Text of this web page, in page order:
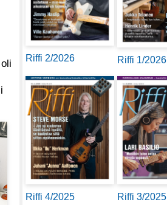
Riffi 2/2026 Riffi 1/2026
Riffi 4/2025 Riffi 3/2025